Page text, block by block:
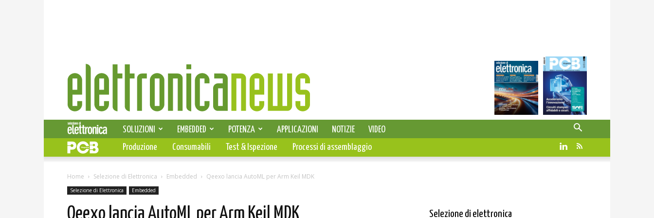
Elettronica
News
SELEZIONE DI ELETTRONICA
SOLUZIONI EMBEDDED POTENZA APPLICAZIONI NOTIZIE
VIDEO
PCB
Produzione Consumabili Test & Ispezione Processi di assemblaggio
Home Selezione di Elettronica Embedded Qeexo lancia AutoML per Arm Keil MDK
Selezione di Elettronica Embedded
Qeexo lancia AutoML per Arm Keil MDK Selezione di elettronica